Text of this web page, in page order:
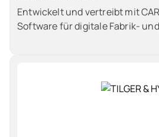
Entwickelt und vertreibt mit
Software für digitale Fabrik-